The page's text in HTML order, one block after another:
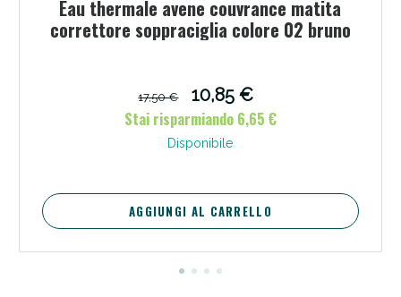
Eau thermale avene couvrance matita
correttore soppraciglia colore 02 bruno
17,50 €
10,85 €
Stai risparmiando 6,65 €
Disponibile
AGGIUNGI AL CARRELLO